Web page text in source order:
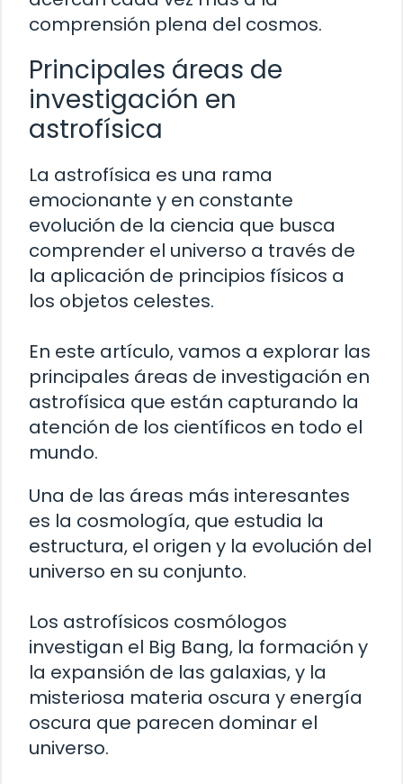
comprensión plena del cosmos.
Principales áreas de
investigación en
astrofísica
La astrofísica es una rama
emocionante y en constante
evolución de la ciencia que busca
comprender el universo a través de
la aplicación de principios físicos a
los objetos celestes.
En este artículo, vamos a explorar las
principales áreas de investigación en
astrofísica que están capturando la
atención de los científicos en todo el
mundo.
Una de las áreas más interesantes
es la cosmología, que estudia la
estructura, el origen y la evolución del
universo en su conjunto.
Los astrofísicos cosmólogos
investigan el Big Bang, la formación y
la expansión de las galaxias, y la
misteriosa materia oscura y energía
oscura que parecen dominar el
universo.